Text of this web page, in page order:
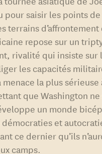
pour saisir les points de
terrains
repose sur un
rivalité qui insiste sur
les capacités
la plus sérieuse
que Washington ne
un monde
et
ce dernier qu’ils
camps.